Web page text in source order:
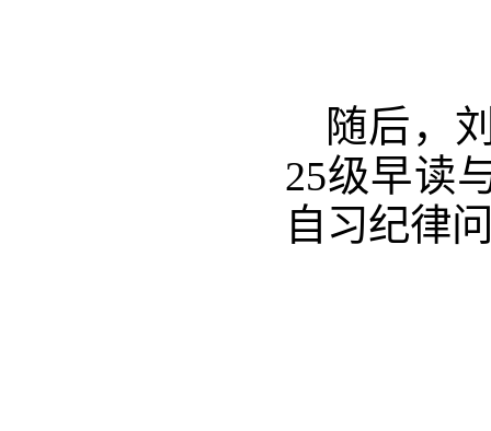
随后，
25级早读
自习纪律